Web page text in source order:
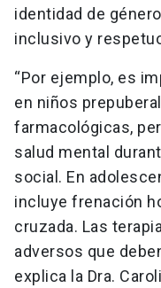
identidad de
inclusivo y
“Por ejemplo, es
en niños
farmacológicas,
salud mental
social. En
incluye frenación
cruzada. Las
adversos que
explica la Dra.